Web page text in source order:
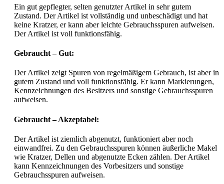
Ein gut gepflegter, selten genutzter Artikel in sehr gutem
Zustand. Der Artikel ist vollständig und unbeschädigt und hat
keine Kratzer, er kann aber leichte Gebrauchsspuren aufweisen.
Der Artikel ist voll funktionsfähig.
Gebraucht – Gut:
Der Artikel zeigt Spuren von regelmäßigem Gebrauch, ist aber in
gutem Zustand und voll funktionsfähig. Er kann Markierungen,
Kennzeichnungen des Besitzers und sonstige Gebrauchsspuren
aufweisen.
Gebraucht – Akzeptabel:
Der Artikel ist ziemlich abgenutzt, funktioniert aber noch
einwandfrei. Zu den Gebrauchsspuren können äußerliche Makel
wie Kratzer, Dellen und abgenutzte Ecken zählen. Der Artikel
kann Kennzeichnungen des Vorbesitzers und sonstige
Gebrauchsspuren aufweisen.